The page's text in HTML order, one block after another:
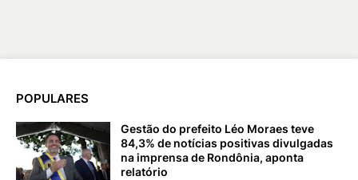
POPULARES
Gestão do prefeito Léo Moraes teve
84,3% de notícias positivas divulgadas
na imprensa de Rondônia, aponta
relatório